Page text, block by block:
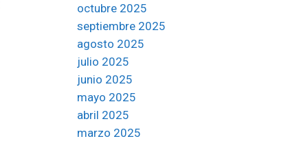
octubre 2025
septiembre 2025
agosto 2025
julio 2025
junio 2025
mayo 2025
abril 2025
marzo 2025